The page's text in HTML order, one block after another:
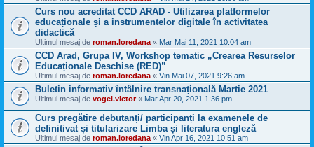
Curs nou acreditat CCD ARAD - Utilizarea platformelor
educaționale și a instrumentelor digitale în activitatea
didactică
Ultimul mesaj de roman.loredana « Mar Mai 11, 2021 10:04 am
CCD Arad, Grupa IV, Workshop tematic „Crearea Resurselor
Educaționale Deschise (RED)”
Ultimul mesaj de roman.loredana « Vin Mai 07, 2021 9:26 am
Buletin informativ întâlnire transnațională Martie 2021
Ultimul mesaj de vogel.victor« Mar Apr 20, 2021 1:36 pm
Curs pregătire debutanți/ participanți la examenele de
definitivat și titularizare Limba și literatura engleză
Ultimul mesaj de roman.loredana « Vin Apr 16, 2021 10:51 am